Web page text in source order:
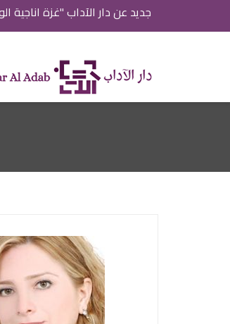
جديد عن دار الآداب "غزة اناجية